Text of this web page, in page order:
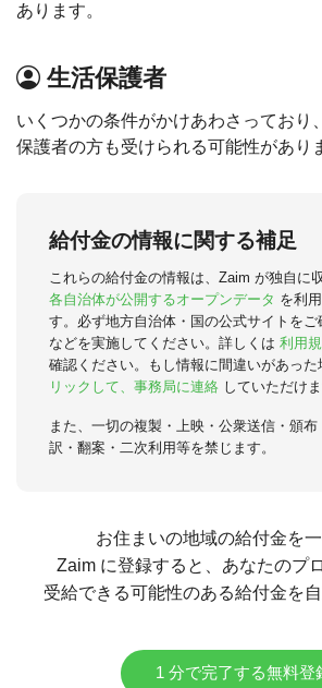
あります。
生活保護者
いくつかの条件がかけあわさっており
保護者の方も受けられる可能性があり
給付金の情報に関する補足
これらの給付金の情報は、Zaim が独自に
各自治体が公開するオープンデータ を利
す。必ず地方自治体・国の公式サイトを
などを実施してください。詳しくは 利用
確認ください。もし情報に間違いがあった
リックして、事務局に連絡 していただけ
また、一切の複製・上映・公衆送信・頒
訳・翻案・二次利用等を禁じます。
お住まいの地域の給付金を一
Zaim に登録すると、あなたのプ
受給できる可能性のある給付金を自
1 分で完了する無料登